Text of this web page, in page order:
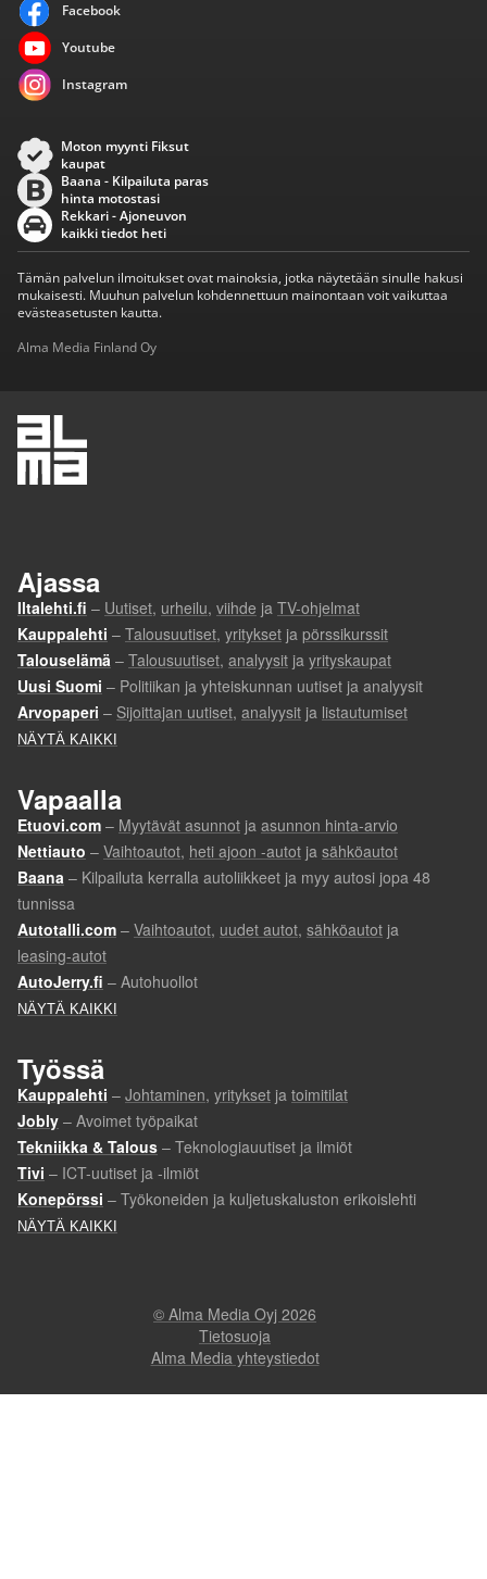
Facebook
Youtube
Instagram
Moton myynti Fiksut
kaupat
Baana - Kilpailuta paras
hinta motostasi
Rekkari - Ajoneuvon
kaikki tiedot heti
Tämän palvelun ilmoitukset ovat mainoksia, jotka näytetään sinulle hakusi
mukaisesti. Muuhun palvelun kohdennettuun mainontaan voit vaikuttaa
evästeasetusten kautta.
Alma Media Finland Oy